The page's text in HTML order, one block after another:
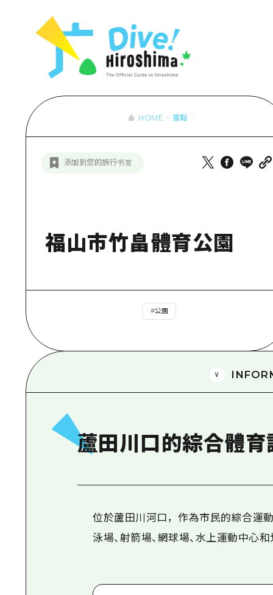
HOME 景點
添加到您的旅行书签
福山市竹畠體育公園
#公園
蘆田川口的綜合體育
位於蘆田川河口，作為市民的綜合運
泳場、射箭場、網球場、水上運動中心